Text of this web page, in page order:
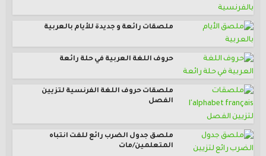
ملصقات رائعة و جديدة للأيام بالعربية
حروف اللغة العربية في حلة رائعة
ملصقات حروف اللغة الفرنسية لتزيين
الفصل
ملصق جدول الضرب رائع للفت انتباه
المتعلمين/مات